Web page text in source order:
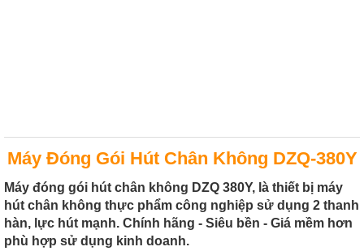
Máy Đóng Gói Hút Chân Không DZQ-380Y
Máy đóng gói hút chân không DZQ 380Y, là thiết bị máy
hút chân không thực phẩm công nghiệp sử dụng 2 thanh
hàn, lực hút mạnh. Chính hãng - Siêu bền - Giá mềm hơn
phù hợp sử dụng kinh doanh.